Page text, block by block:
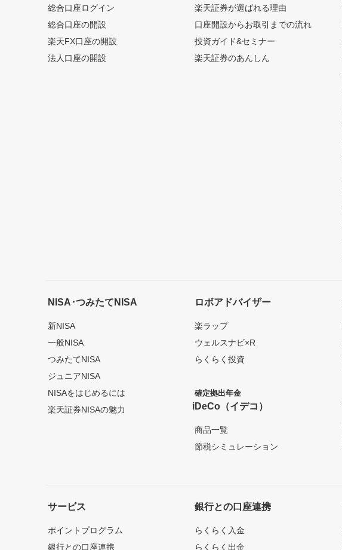
総合口座ログイン
総合口座の開設
楽天FX口座の開設
法人口座の開設
楽天証券が選ばれる理由
口座開設からお取引までの流れ
投資ガイド&セミナー
楽天証券のあんしん
NISA･つみたてNISA
新NISA
一般NISA
つみたてNISA
ジュニアNISA
NISAをはじめるには
楽天証券NISAの魅力
ロボアドバイザー
楽ラップ
ウェルスナビ×R
らくらく投資
確定拠出年金
iDeCo（イデコ）
商品一覧
節税シミュレーション
サービス
ポイントプログラム
銀行との口座連携
銀行との口座連携
らくらく入金
らくらく出金